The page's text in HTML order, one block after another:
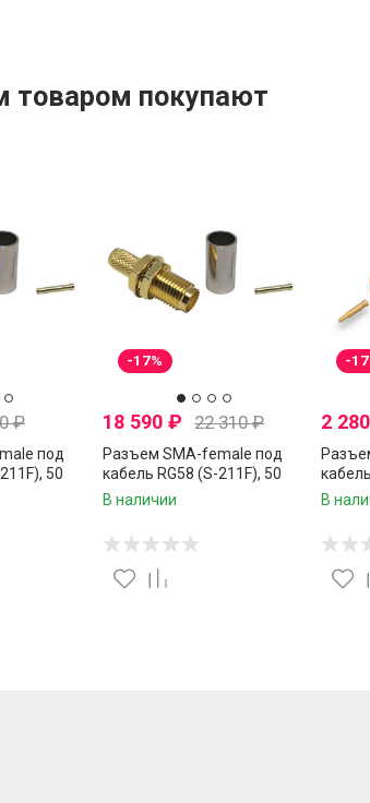
товаром покупают
₽
под
50
пайку, 20
-17%
18 590 ₽ 22 310₽
Разъем SMA-female под
кабель RG58 (S-211F), 50
Ом, обжимной под пайку,
В наличии
-
2 280
Ом,
В